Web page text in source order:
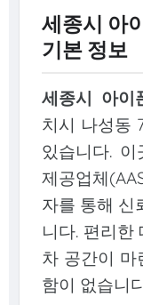
세종시 아
기본 정보
세종시 아이
치시 나성동
있습니다.
제공업체
자를 통해 신
니다. 편리한
차 공간이 마
함이 없습니